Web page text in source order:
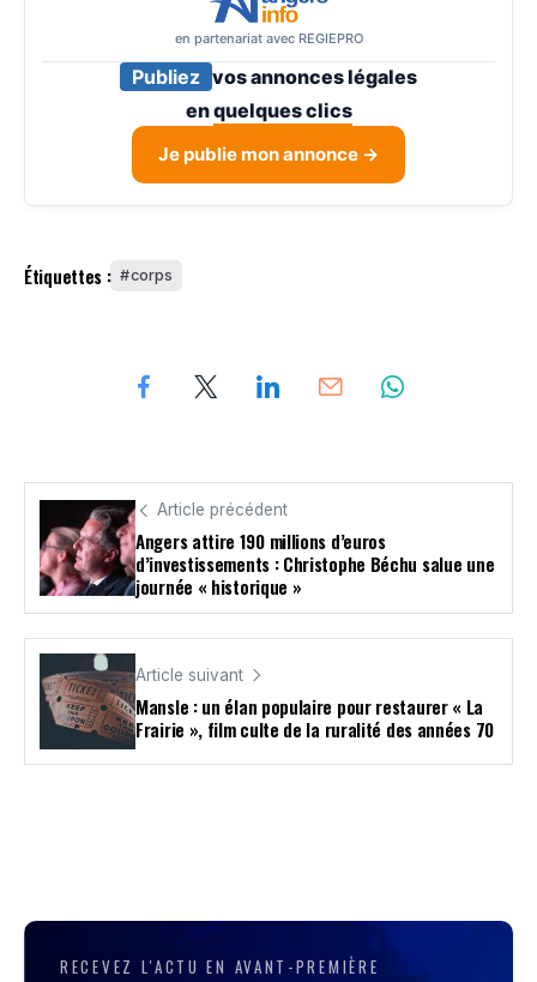
en partenariat avec REGIEPRO
Publiez vos annonces légales
enquelques clics
Je publie mon annonce →
Étiquettes : corps
Article précédent
Angers attire 190 millions d’euros
d’investissements : Christophe Béchu salue une
journée « historique »
Article suivant
Mansle : un élan populaire pour restaurer « La
Frairie », film culte de la ruralité des années 70
RECEVEZ L'ACTU EN AVANT-PREMIÈRE